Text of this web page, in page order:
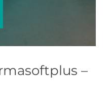
–